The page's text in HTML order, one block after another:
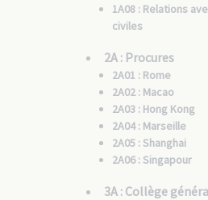
1A08 : Relations
civiles
2A : Procures
2A01 : Rome
2A02 : Macao
2A03 : Hong Kong
2A04 : Marseille
2A05 : Shanghai
2A06 : Singapour
3A : Collège